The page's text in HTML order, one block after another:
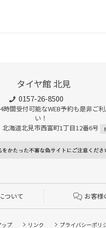
タイヤ館 北見
0157-26-8500
間受付可能なWEB予約も是非ご
い！
海道北見市西富町1丁目12番6号
ついて お客様
プ リンク プライバシーポリ